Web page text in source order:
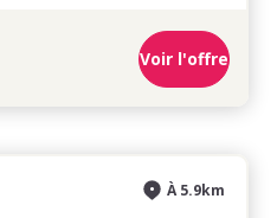
Voir l'offre
À 5.9km